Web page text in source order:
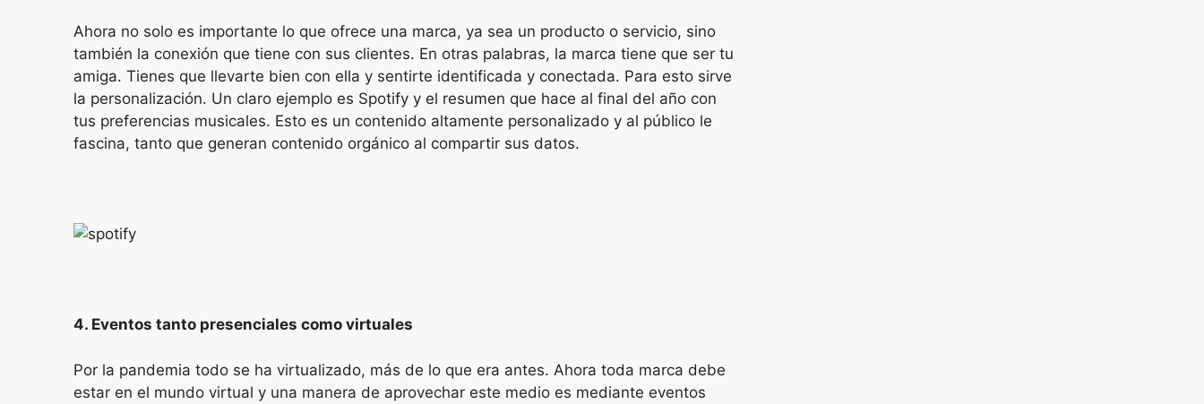
Ahora no solo es importante lo que ofrece una marca, ya sea un producto o servicio, sino
también la conexión que tiene con sus clientes. En otras palabras, la marca tiene que ser tu
amiga. Tienes que llevarte bien con ella y sentirte identificada y conectada. Para esto sirve
la personalización. Un claro ejemplo es Spotify y el resumen que hace al final del año con
tus preferencias musicales. Esto es un contenido altamente personalizado y al público le
fascina, tanto que generan contenido orgánico al compartir sus datos.
4. Eventos tanto presenciales como virtuales
Por la pandemia todo se ha virtualizado, más de lo que era antes. Ahora toda marca debe
estar en el mundo virtual y una manera de aprovechar este medio es mediante eventos